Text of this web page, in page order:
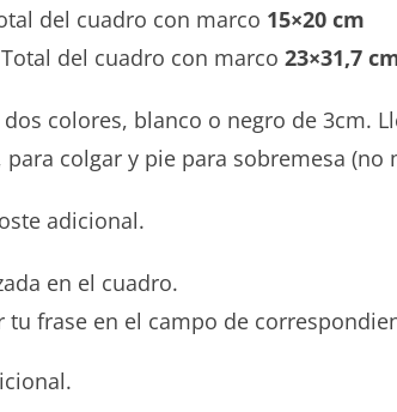
del cuadro con marco 15×20 cm
del cuadro con marco 23×31,7
colores, blanco o negro de 3cm.
colgar y pie para sobremesa (no
adicional.
en el cuadro.
tu frase en el campo de
¡REGALA